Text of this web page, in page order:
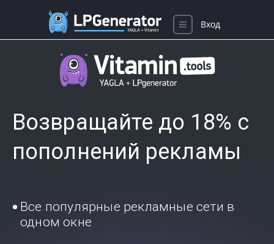
Возвращайте до 18% с
пополнений рекламы
Все популярные рекламные сети в
одном окне
Вход